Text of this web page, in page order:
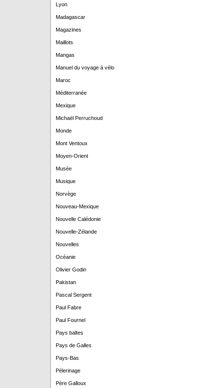
Lyon
Madagascar
Magazines
Maillots
Mangas
Manuel du voyage à vélo
Maroc
Méditerranée
Mexique
Michaël Perruchoud
Monde
Mont Ventoux
Moyen-Orient
Musée
Musique
Norvège
Nouveau-Mexique
Nouvelle Calédonie
Nouvelle-Zélande
Nouvelles
Océanie
Olivier Godin
Pakistan
Pascal Sergent
Paul Fabre
Paul Fournel
Pays baltes
Pays de Galles
Pays-Bas
Pélerinage
Père Galloux